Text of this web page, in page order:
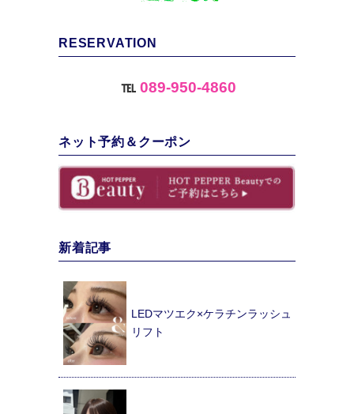
RESERVATION
℡ 089-950-4860
ネット予約＆クーポン
新着記事
LEDマツエク×ケラチンラッシュ
リフト